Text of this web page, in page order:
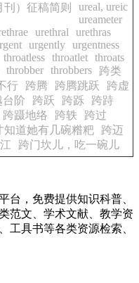
刊）征稿简则
ureal, ureic
ureameter
urethral
urethras
urgently urgentness
throatless throatlet throats
throbber throbbers
跨类
行 跨腾 跨腾跳跃
跨虚
台阶 跨跃 跨跞
跨跱
跨蹑地络 跨轶
跨过
知道她有几碗糌粑
跨迈
跨门坎儿，吃一碗儿
台，免费提供知识科普、
范文、学术文献、教学资
工具书等各类资源检索、